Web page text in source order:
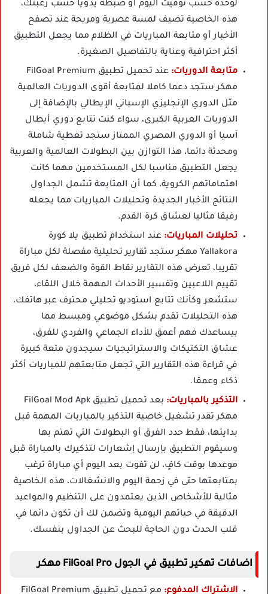
لوحده حسب توقيت اليوم أو ضبطه يدويا حسب رغبتك،
هذه الخاصية تضيف لمسة عصرية ومريحة عند تصفح
الأخبار أو متابعة المباريات في الظلام مما يجعل التطبيق
أكثر احترافية وعناية بالتفاصيل الصغيرة.
متابعة الدوريات:
عند تحميل تطبيق FilGoal Premium
مهكر ستجد دعما كاملا لمتابعة أقوى الدوريات العالمية
مثل الدوري الإنجليزي الإسباني الإيطالي بالإضافة إلى
الدوريات العربية الكبرى، سواء كنت تتابع دوري أبطال
آسيا أو الدوري المصري الممتاز ستجد تغطية شاملة
ومحدثة دائما، هذا التوازن بين البطولات العالمية والعربية
يجعل التطبيق مناسبا لكل المستخدمين مهما كانت
اهتماماتهم الكروية، كما أن المتابعة تشمل الجداول
النتائج الأخبار الجديدة وتحليلات المباريات مما يجعله
رفيقا مثاليا لعشاق كرة القدم.
تحليلات المباريات: عند استخدام تطبيق يلا كورة
Yallakora مهكر ستجد تقارير تحليلية مفصلة لكل مباراة
تقريبا، تعرض هذه التقارير نقاط القوة والضعف لكل فريق
تقييم اللاعبين وتفسير الأحداث المهمة خلال اللقاء،
ستشعر وكأنك تتابع استوديو تحليلي محترف عبر هاتفك،
هذه التحليلات تقدم بشكل موضوعي ومبسط مما
بيساعدك فهم أعمق للأداء الجماعي والفردي للفرق،
عشاق التكتيكات والاستراتيجيات سيجدون متعة كبيرة
في قراءة هذه التقارير التي تجعل متابعتهم للمباريات أكثر
ذكاء وعمقا.
التذكير بالمباريات:
بعد تحميل تطبيق FilGoal Mod Apk
مهكر تقدر تشغيل خاصية التذكير بالمباريات المهمة قبل
بدايتها، فقط حدد الفرق أو البطولات التي تهتم بها
وسيقوم التطبيق بإرسال إشعارات لتذكيرك بالمباراة قبل
موعدها بوقت كافٍ، لن تفوت بعد اليوم أي مباراة ترغب
بمتابعتها حتى في زحمة اليوم والانشغالات، هذه الخاصية
مثالية للأشخاص الذين يعتمدون على التنظيم والمواعيد
الدقيقة في حياتهم اليومية وتضمن لك أن تكون دائما في
قلب الحدث دون الحاجة للبحث عن الجداول بنفسك.
اضافات تهكير تطبيق في الجول FilGoal Pro مهكر
الاشتراك المدفوع:
مع تحميل تطبيق FilGoal Premium